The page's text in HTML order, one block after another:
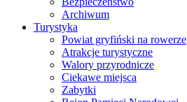
Archiwum
Turystyka
Powiat gryfiński na rowerze
Atrakcje turystyczne
Walory przyrodnicze
Ciekawe miejsca
Zabytki